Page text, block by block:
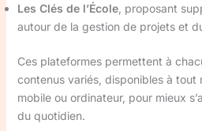
Les Clés de l’École, proposant
autour de la gestion de projets et
Ces plateformes permettent à
contenus variés, disponibles à tout
mobile ou ordinateur, pour mieux
du quotidien.